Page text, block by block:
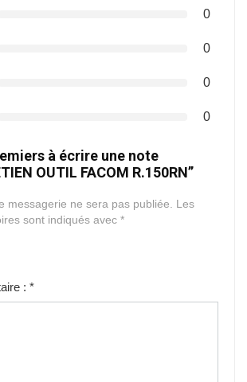
0
0
0
0
à écrire une note
OUTIL FACOM R.150RN”
messagerie ne sera pas publiée.
Les
sont indiqués avec *
: *